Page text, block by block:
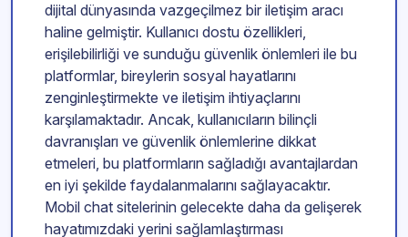
dijital dünyasında vazgeçilmez bir iletişim aracı
haline gelmiştir. Kullanıcı dostu özellikleri,
erişilebilirliği ve sunduğu güvenlik önlemleri ile bu
platformlar, bireylerin sosyal hayatlarını
zenginleştirmekte ve iletişim ihtiyaçlarını
karşılamaktadır. Ancak, kullanıcıların bilinçli
davranışları ve güvenlik önlemlerine dikkat
etmeleri, bu platformların sağladığı avantajlardan
en iyi şekilde faydalanmalarını sağlayacaktır.
Mobil chat sitelerinin gelecekte daha da gelişerek
hayatımızdaki yerini sağlamlaştırması